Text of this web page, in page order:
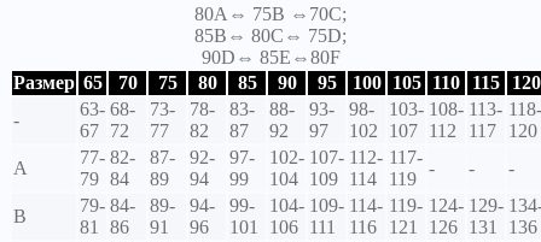
80A⇔ 75B ⇔70C;
85B⇔ 80C⇔ 75D;
90D⇔ 85E⇔80F
Размер 65 70 75 80 85 90 95 100 105 110 115
120
-
63-
67
68-
72
73-
77
78-
82
83-
87
88-
92
93-
97
98-
102
103-
107
108-
112
113-
117
118-
120
A
77-
79
82-
84
87-
89
92-
94
97-
99
102-
104
107-
109
112-
114
117-
119
- - -
B
79-
81
84-
86
89-
91
94-
96
99-
101
104-
106
109-
111
114-
116
119-
121
124-
126
129-
131
136